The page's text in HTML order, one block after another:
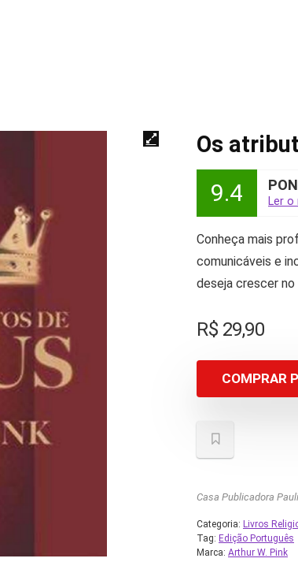
Os
9.4 Ler o
Conheça mais
comunicáveis e
deseja crescer
R$ 29,90
COMPRAR
Casa Publicadora
Categoria: Livros
Tag: Edição Português
Marca: Arthur W. Pink